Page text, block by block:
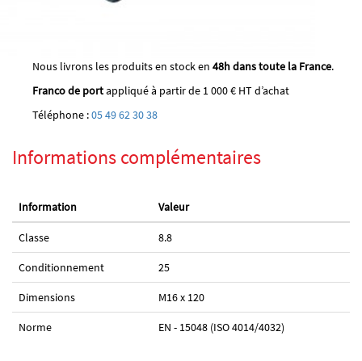
Nous livrons les produits en stock en 48h dans toute la France.
Franco de portappliqué à partir de 1 000 € HT d’achat
Téléphone :05 49 62 30 38
Informations complémentaires
Information Valeur
Classe 8.8
Conditionnement 25
Dimensions M16 x 120
Norme EN - 15048 (ISO 4014/4032)